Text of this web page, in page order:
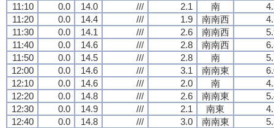
11:10
0.0 14.0 /// 2.1 南
11:20
0.0 14.4 /// 1.9 南南西
11:30
0.0 14.1 /// 2.6 南南西
11:40
0.0 14.6 /// 2.8 南南西
11:50
0.0 14.5 /// 2.8 南
12:00
0.0 14.6 /// 3.1 南南東
12:10
0.0 14.6 /// 2.0 南
12:20
0.0 14.8 /// 2.6 南南東
12:30
0.0 14.9 /// 2.1 南東
12:40
0.0 14.8 /// 3.0 南南東